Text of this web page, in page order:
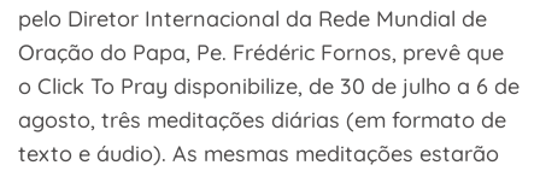
pelo Diretor Internacional da Rede Mundial de
Oração do Papa, Pe. Frédéric Fornos, prevê que
o Click To Pray disponibilize, de 30 de julho a 6 de
agosto, três meditações diárias (em formato de
texto e áudio). As mesmas meditações estarão